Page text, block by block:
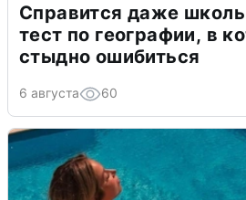
Справится даже
тест по географии, в
стыдно ошибиться
6 августа 60